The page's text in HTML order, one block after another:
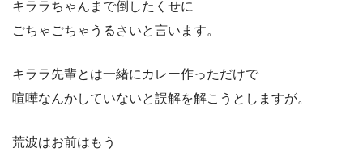
キララちゃんまで倒したくせに
ごちゃごちゃうるさいと言います。
キララ先輩とは一緒にカレー作っただけで
喧嘩なんかしていないと誤解を解こうとしますが。
荒波はお前はもう